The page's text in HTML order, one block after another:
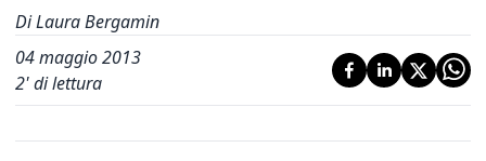
Di Laura Bergamin
04 maggio 2013
2' di lettura